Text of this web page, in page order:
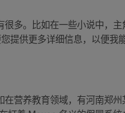
多。比如在一些小说中，
提供更多详细信息，以便我
营养教育领域，有河南郑